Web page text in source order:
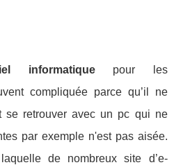
informatiquepour les
compliquée parce qu’il ne
se retrouver avec un pc qui ne
par exemple n'est pas aisée.
de nombreux site d’e-